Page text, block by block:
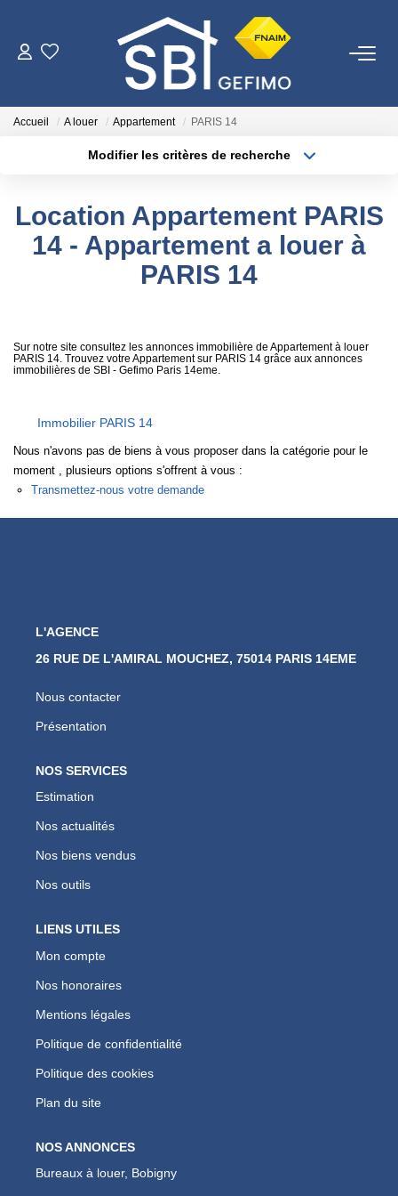
ACHETER
FAIRE GÉRER
Qui Sommes-Nous
Nous Rejoindre
CONTACT
Accueil A louer Appartement PARIS 14
Modifier les critères de recherche
Sélectionnez...
Type de bien
Surface min
Location Appartement PARIS
14 - Appartement a louer à
PARIS 14
Sur notre site consultez les annonces immobilière de Appartement à louer
PARIS 14. Trouvez votre Appartement sur PARIS 14 grâce aux annonces
immobilières de SBI - Gefimo Paris 14eme.
Immobilier PARIS 14
Nous n'avons pas de biens à vous proposer dans la catégorie pour le
moment , plusieurs options s'offrent à vous :
Transmettez-nous votre demande
L'AGENCE
26 RUE DE L'AMIRAL MOUCHEZ, 75014 PARIS 14EME
Nous contacter
Présentation
NOS SERVICES
Estimation
Nos actualités
Nos biens vendus
Nos outils
LIENS UTILES
Mon compte
Nos honoraires
Mentions légales
Politique de confidentialité
Politique des cookies
Plan du site
NOS ANNONCES
Bureaux à louer, Bobigny